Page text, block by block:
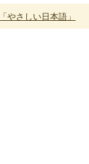
「やさしい日本語」